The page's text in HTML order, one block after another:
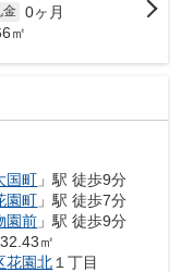
金 0ヶ月
㎡
国町 」駅 徒歩9分
園町 」駅 徒歩7分
園前 」駅 徒歩9分
㎡
花園北 １丁目